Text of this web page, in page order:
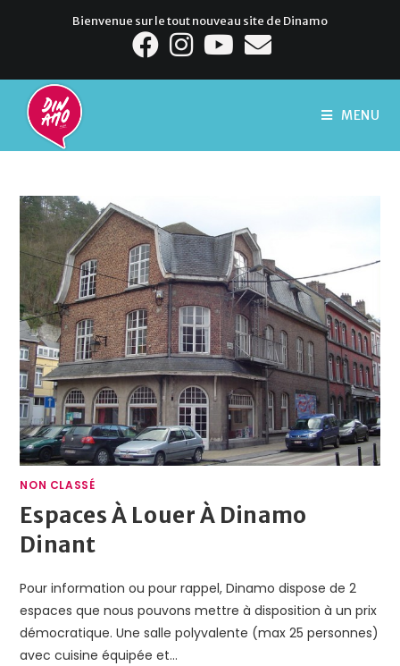
Bienvenue sur le tout nouveau site de Dinamo
MENU
NON CLASSÉ
Espaces À Louer À Dinamo
Dinant
Pour information ou pour rappel, Dinamo dispose de 2
espaces que nous pouvons mettre à disposition à un prix
démocratique. Une salle polyvalente (max 25 personnes)
avec cuisine équipée et…